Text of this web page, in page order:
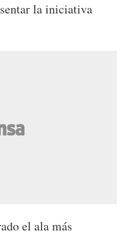
la iniciativa
el ala más